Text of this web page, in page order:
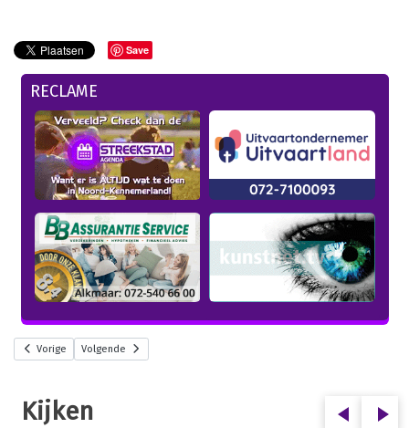
Save
RECLAME
Vorige Volgende
Kijken